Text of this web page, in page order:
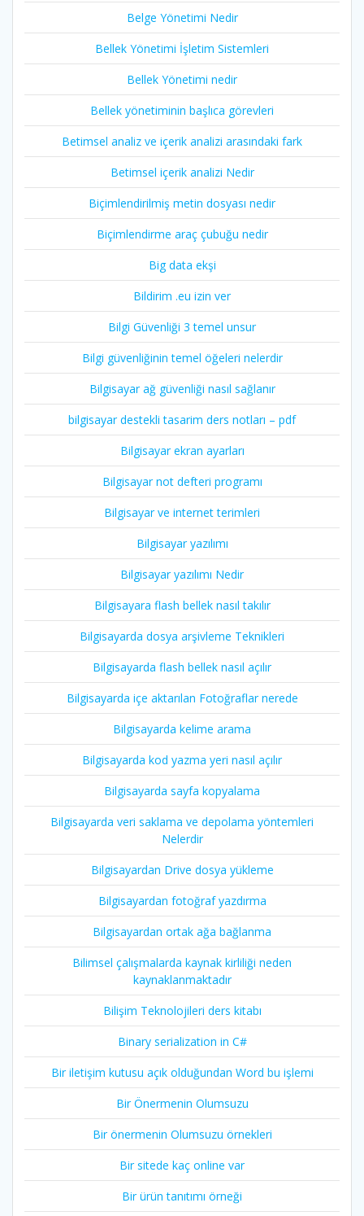
Belge Yönetimi Nedir
Bellek Yönetimi İşletim Sistemleri
Bellek Yönetimi nedir
Bellek yönetiminin başlıca görevleri
Betimsel analiz ve içerik analizi arasındaki fark
Betimsel içerik analizi Nedir
Biçimlendirilmiş metin dosyası nedir
Biçimlendirme araç çubuğu nedir
Big data ekşi
Bildirim .eu izin ver
Bilgi Güvenliği 3 temel unsur
Bilgi güvenliğinin temel öğeleri nelerdir
Bilgisayar ağ güvenliği nasıl sağlanır
bilgisayar destekli tasarim ders notları – pdf
Bilgisayar ekran ayarları
Bilgisayar not defteri programı
Bilgisayar ve internet terimleri
Bilgisayar yazılımı
Bilgisayar yazılımı Nedir
Bilgisayara flash bellek nasıl takılır
Bilgisayarda dosya arşivleme Teknikleri
Bilgisayarda flash bellek nasıl açılır
Bilgisayarda içe aktarılan Fotoğraflar nerede
Bilgisayarda kelime arama
Bilgisayarda kod yazma yeri nasıl açılır
Bilgisayarda sayfa kopyalama
Bilgisayarda veri saklama ve depolama yöntemleri
Nelerdir
Bilgisayardan Drive dosya yükleme
Bilgisayardan fotoğraf yazdırma
Bilgisayardan ortak ağa bağlanma
Bilimsel çalışmalarda kaynak kirliliği neden
kaynaklanmaktadır
Bilişim Teknolojileri ders kitabı
Binary serialization in C#
Bir iletişim kutusu açık olduğundan Word bu işlemi
Bir Önermenin Olumsuzu
Bir önermenin Olumsuzu örnekleri
Bir sitede kaç online var
Bir ürün tanıtımı örneği